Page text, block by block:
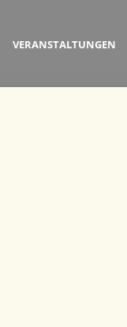
VERANSTALTUNGEN